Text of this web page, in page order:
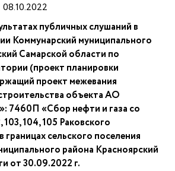
08.10.2022
публичных слушаний в
Коммунарский муниципального
Самарской области по
(проект планировки
проект межевания
объекта АО
7460П «Сбор нефти и газа со
104, 105 Раковского
сельского поселения
района Красноярский
от 30.09.2022 г.